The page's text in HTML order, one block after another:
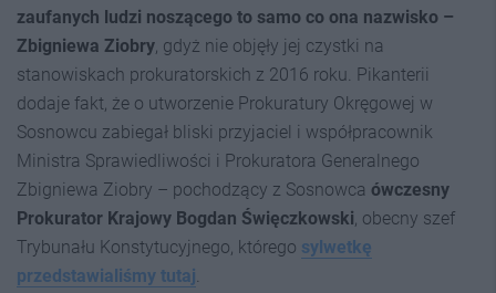
zaufanych ludzi noszącego to samo co ona nazwisko –
Zbigniewa Ziobry , gdyż nie objęły jej czystki na
stanowiskach prokuratorskich z 2016 roku. Pikanterii
dodaje fakt, że o utworzenie Prokuratury Okręgowej w
Sosnowcu zabiegał bliski przyjaciel i współpracownik
Ministra Sprawiedliwości i Prokuratora Generalnego
Zbigniewa Ziobry – pochodzący z Sosnowca ówczesny
Prokurator Krajowy Bogdan Święczkowski , obecny szef
Trybunału Konstytucyjnego, którego sylwetkę
przedstawialiśmy tutaj